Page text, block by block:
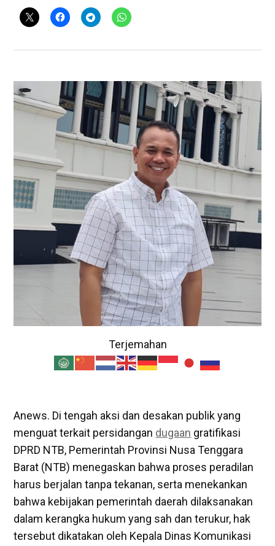
Terjemahan
Anews. Di tengah aksi dan desakan publik yang
menguat terkait persidangan dugaan gratifikasi
DPRD NTB, Pemerintah Provinsi Nusa Tenggara
Barat (NTB) menegaskan bahwa proses peradilan
harus berjalan tanpa tekanan, serta menekankan
bahwa kebijakan pemerintah daerah dilaksanakan
dalam kerangka hukum yang sah dan terukur, hak
tersebut dikatakan oleh Kepala Dinas Komunikasi